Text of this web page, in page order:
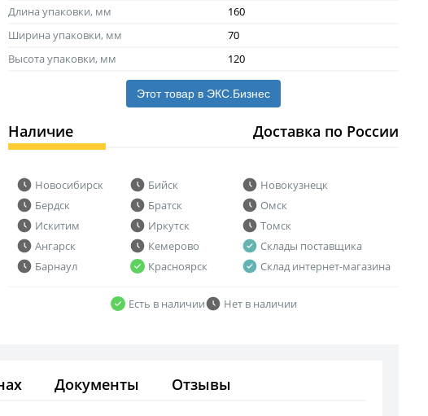
Длина упаковки, мм
160
Ширина упаковки, мм
70
Высота упаковки, мм
120
Этот товар в ЭКС.Бизнес
Наличие Доставка по России
Новосибирск
Бердск
Искитим
Ангарск
Барнаул
Бийск
Братск
Иркутск
Кемерово
Красноярск
Новокузнецк
Омск
Томск
Склады поставщика
Склад интернет-магазина
Есть в наличии
Нет в наличии
Документы Отзывы